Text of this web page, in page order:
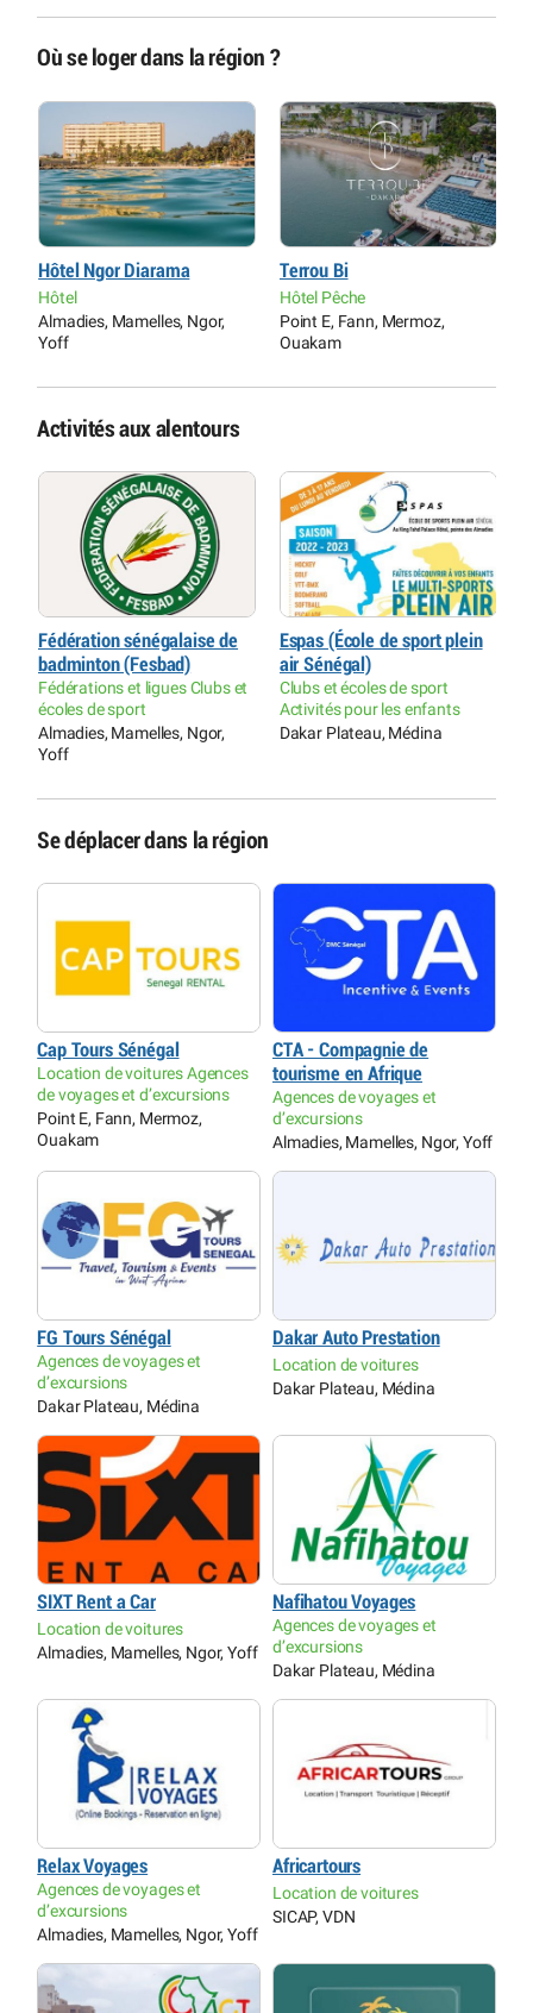
Où se loger dans la région ?
Hôtel Ngor Diarama
Hôtel
Almadies, Mamelles, Ngor,
Yoff
Terrou Bi
Hôtel Pêche
Point E, Fann, Mermoz,
Ouakam
Activités aux alentours
Fédération sénégalaise de
badminton (Fesbad)
Fédérations et ligues Clubs et
écoles de sport
Almadies, Mamelles, Ngor,
Yoff
Espas (École de sport plein
air Sénégal)
Clubs et écoles de sport
Activités pour les enfants
Dakar Plateau, Médina
Se déplacer dans la région
Cap Tours Sénégal
Location de voitures Agences
de voyages et d’excursions
Point E, Fann, Mermoz,
Ouakam
CTA - Compagnie de
tourisme en Afrique
Agences de voyages et
d’excursions
Almadies, Mamelles, Ngor, Yoff
FG Tours Sénégal
Agences de voyages et
d’excursions
Dakar Plateau, Médina
Dakar Auto Prestation
Location de voitures
Dakar Plateau, Médina
SIXT Rent a Car
Location de voitures
Almadies, Mamelles, Ngor, Yoff
Nafihatou Voyages
Agences de voyages et
d’excursions
Dakar Plateau, Médina
Relax Voyages
Agences de voyages et
d’excursions
Almadies, Mamelles, Ngor, Yoff
Africartours
Location de voitures
SICAP, VDN